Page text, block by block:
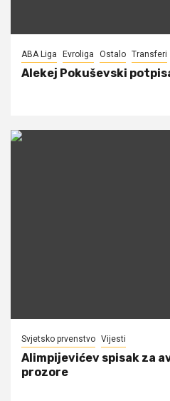
ABA Liga Evroliga Ostalo Transferi
Alekej Pokuševski
Svjetsko prvenstvo Vijesti
Alimpijevićev spisak za
prozore